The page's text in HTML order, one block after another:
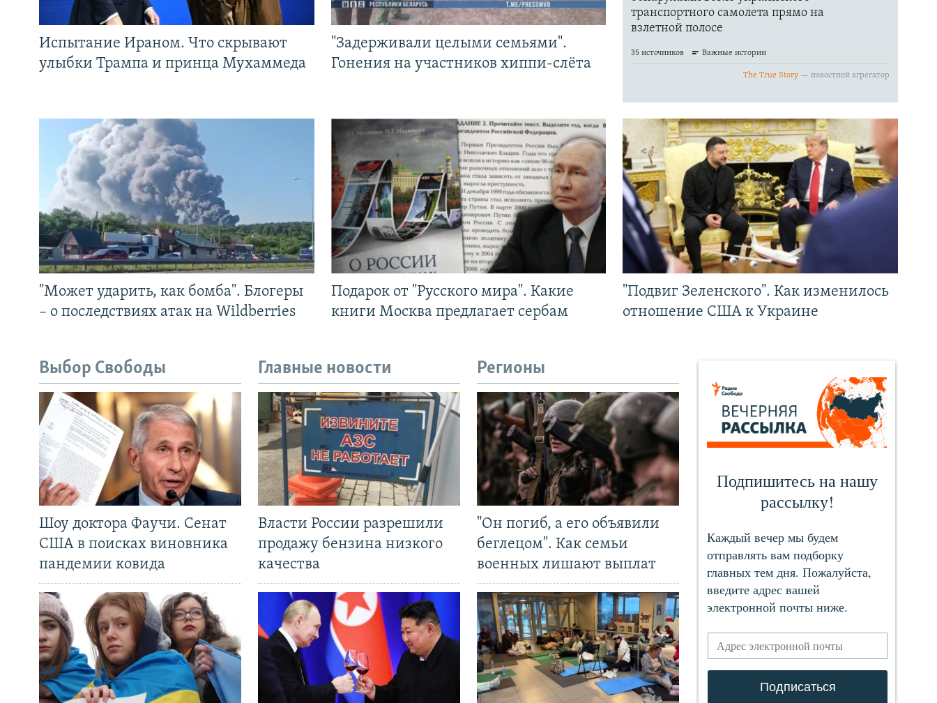
Испытание Ираном. Что скрывают
улыбки Трампа и принца Мухаммеда
"Задерживали целыми семьями".
Гонения на участников хиппи-слёта
"Может ударить, как бомба". Блогеры
– о последствиях атак на Wildberries
Подарок от "Русского мира". Какие
книги Москва предлагает сербам
"Подвиг Зеленского". Как изменилось
отношение США к Украине
Выбор Свободы
Шоу доктора Фаучи. Сенат
США в поисках виновника
пандемии ковида
Главные новости
Власти России разрешили
продажу бензина низкого
качества
Регионы
"Он погиб, а его объявили
беглецом". Как семьи
военных лишают выплат